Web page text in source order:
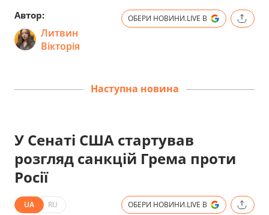
Автор:
Литвин
Вікторія
ОБЕРИ НОВИНИ.LIVE В
Наступна новина
У Сенаті США стартував
розгляд санкцій Грема проти
Росії
UA RU ОБЕРИ НОВИНИ.LIVE В